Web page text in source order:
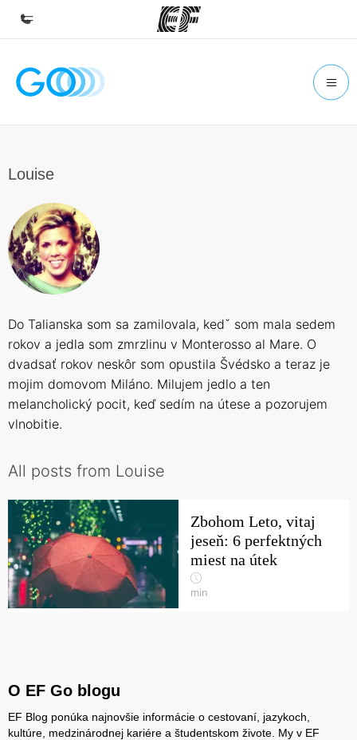
Domov
Nájsť kanceláriu vo vašej blízkosti
O nás
Kto sme
Louise
Do Talianska som sa zamilovala, kedˇ som mala sedem
rokov a jedla som zmrzlinu v Monterosso al Mare. O
dvadsať rokov neskôr som opustila Švédsko a teraz je
mojim domovom Miláno. Milujem jedlo a ten
melancholický pocit, keď sedím na útese a pozorujem
vlnobitie.
All posts from Louise
Zbohom Leto, vitaj
jeseň: 6 perfektných
miest na útek
min
O EF Go blogu
EF Blog ponúka najnovšie informácie o cestovaní, jazykoch,
kultúre, medzinárodnej kariére a študentskom živote. My v EF